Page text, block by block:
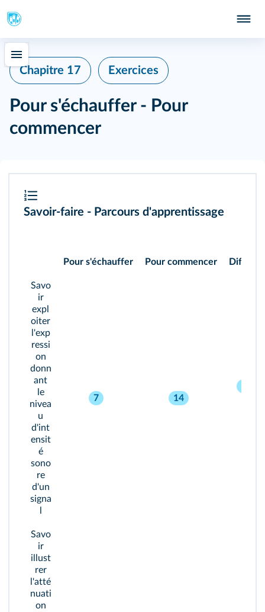
Chapitre 17 Exercices
Pour s'échauffer - Pour
commencer
Savoir-faire - Parcours d'apprentissage
Pour s'échauffer Pour commencer
Savo
ir
expl
oiter
l'exp
ressi
on
donn
ant
le
nivea
u
d'int
ensit
é
sono
re
d'un
signa
7 14
Savo
ir
illust
rer
l'atté
nuati
on